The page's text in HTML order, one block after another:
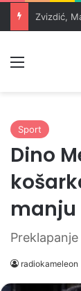
Sport
Dino
manju
radiokameleon